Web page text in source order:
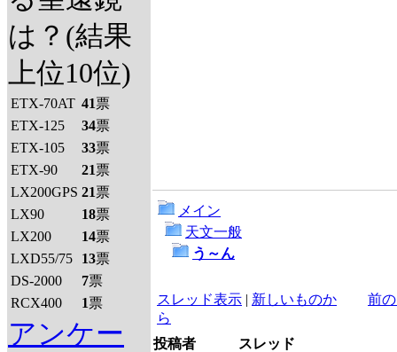
は？(結果
上位10位)
ETX-70AT 41票
ETX-125
34票
ETX-105
33票
ETX-90
21票
LX200GPS 21票
LX90
18票
LX200
14票
LXD55/75
13票
DS-2000
7票
RCX400
1票
アンケー
メイン
天文一般
う～ん
スレッド表示 | 新しいものか
ら
前
投稿者
スレッド